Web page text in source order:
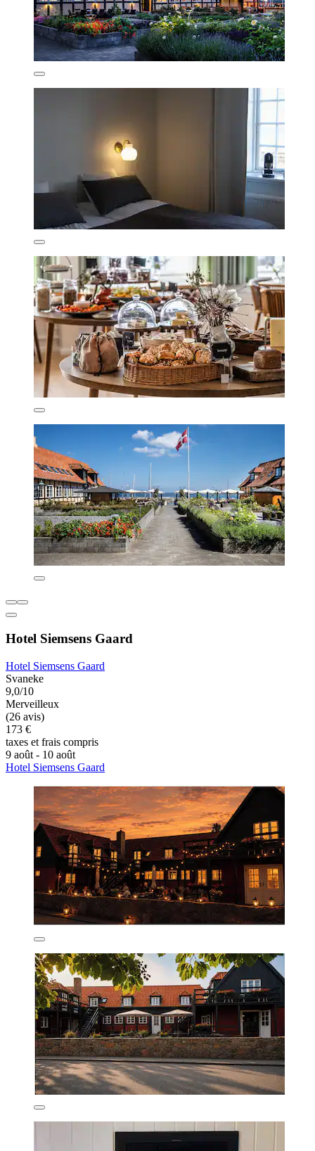
Hotel Siemsens Gaard
Hotel Siemsens Gaard
Svaneke
9,0/10
Merveilleux
(26 avis)
173 €
taxes et frais compris
9 août - 10 août
Hotel Siemsens Gaard